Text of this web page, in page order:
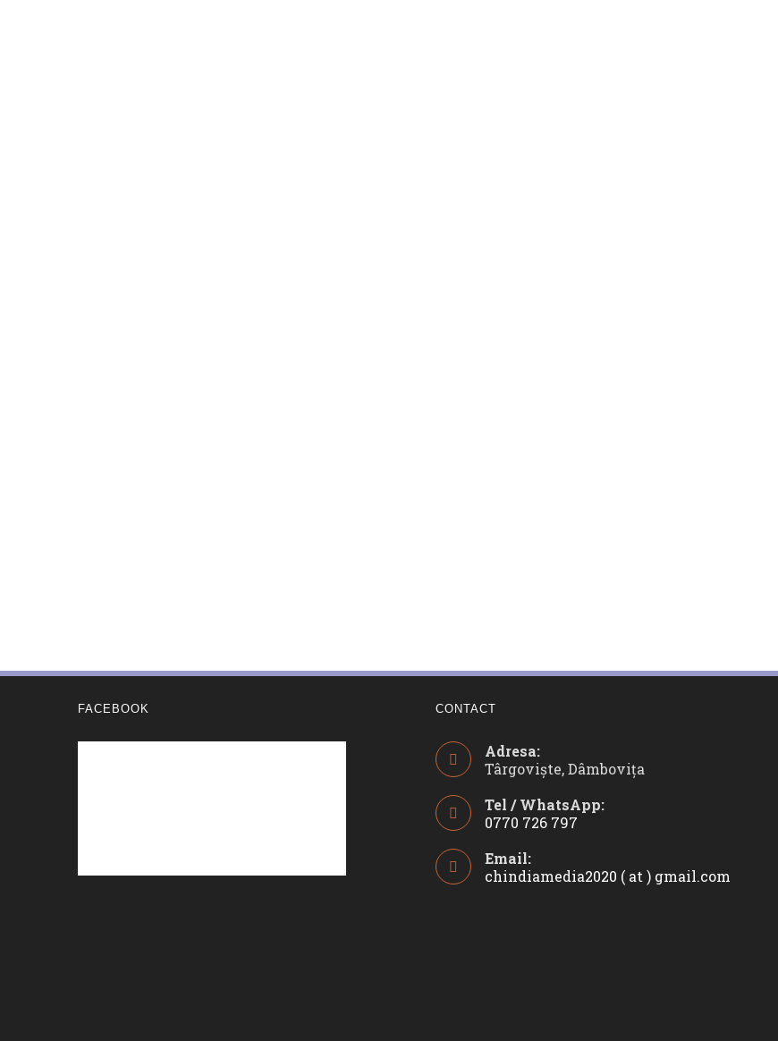
FACEBOOK CONTACT
Adresa:
Târgoviște, Dâmbovița
Tel / WhatsApp:
0770 726 797
in
your
Email:
chindiamedia2020 ( at ) gmail.com